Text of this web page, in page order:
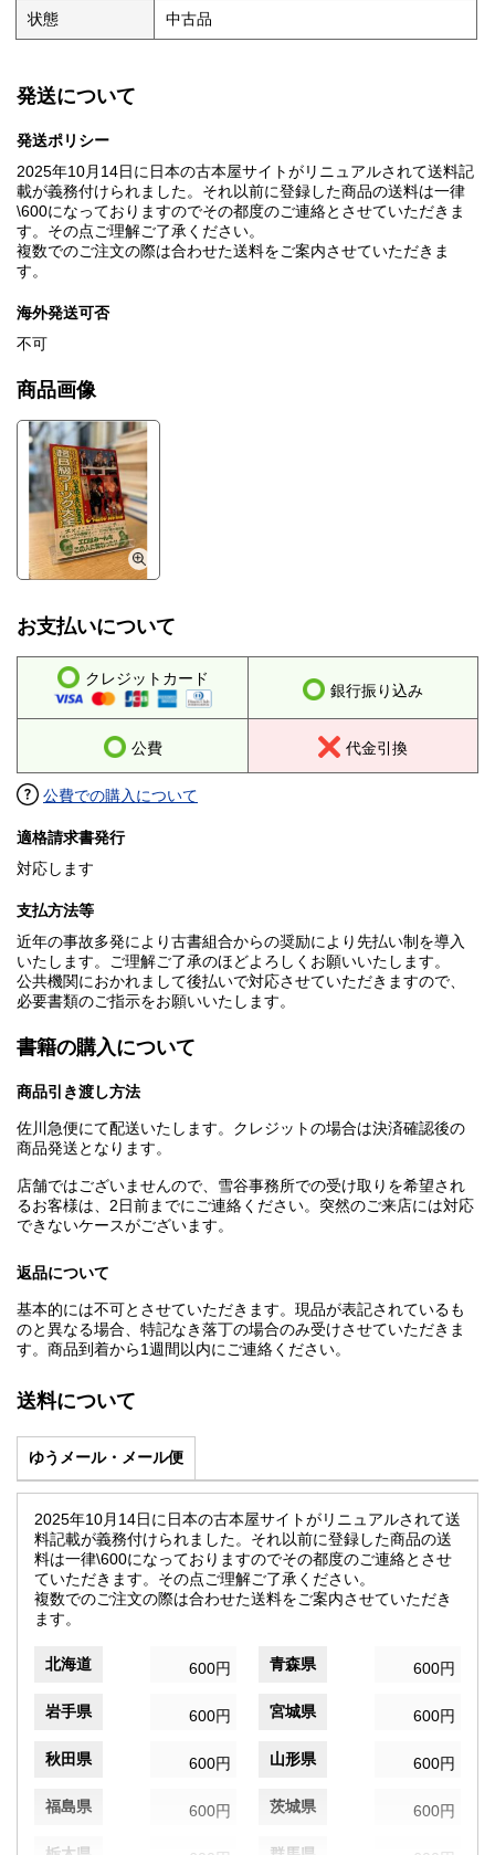
状態 中古品
発送について
発送ポリシー
2025年10月14日に日本の古本屋サイトがリニュアルされて送料記
載が義務付けられました。それ以前に登録した商品の送料は一律
\600になっておりますのでその都度のご連絡とさせていただきま
す。その点ご理解ご了承ください。
複数でのご注文の際は合わせた送料をご案内させていただきま
す。
海外発送可否
不可
商品画像
お支払いについて
クレジットカード
銀行振り込み
公費 代金引換
公費での購入について
適格請求書発行
対応します
支払方法等
近年の事故多発により古書組合からの奨励により先払い制を導入
いたします。ご理解ご了承のほどよろしくお願いいたします。
公共機関におかれまして後払いで対応させていただきますので、
必要書類のご指示をお願いいたします。
書籍の購入について
商品引き渡し方法
佐川急便にて配送いたします。クレジットの場合は決済確認後の
商品発送となります。
店舗ではございませんので、雪谷事務所での受け取りを希望され
るお客様は、2日前までにご連絡ください。突然のご来店には対応
できないケースがございます。
返品について
基本的には不可とさせていただきます。現品が表記されているも
のと異なる場合、特記なき落丁の場合のみ受けさせていただきま
す。商品到着から1週間以内にご連絡ください。
送料について
ゆうメール・メール便
2025年10月14日に日本の古本屋サイトがリニュアルされて送
料記載が義務付けられました。それ以前に登録した商品の送
料は一律\600になっておりますのでその都度のご連絡とさせ
ていただきます。その点ご理解ご了承ください。
複数でのご注文の際は合わせた送料をご案内させていただき
ます。
北海道 600円 青森県 600円
岩手県 600円 宮城県 600円
秋田県 600円 山形県 600円
福島県 600円 茨城県 600円